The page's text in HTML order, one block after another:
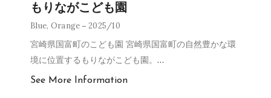
もりながこども園
Blue, Orange 2025/10
宮崎県国富町のこども園 宮崎県国富町の自然豊かな環
境に位置するもりながこども園。 …
See More Information